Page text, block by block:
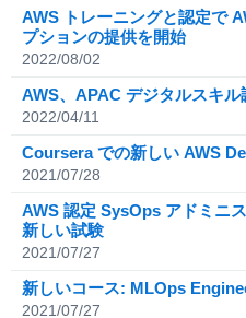
AWS トレーニングと認定で
プションの提供を開始
2022/08/02
AWS、APAC デジタルスキル
2022/04/11
Coursera での新しい AWS
2021/07/28
AWS 認定 SysOps アドミニ
新しい試験
2021/07/27
新しいコース: MLOps
2021/07/27